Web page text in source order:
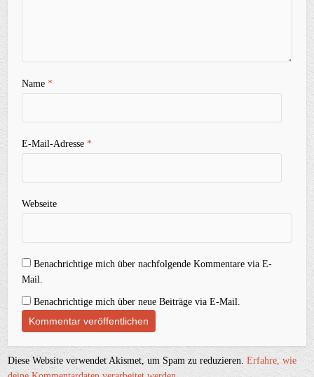
Name*
E-Mail-Adresse*
Webseite
Benachrichtige mich über nachfolgende Kommentare via E-
Mail.
Benachrichtige mich über neue Beiträge via E-Mail.
Diese Website verwendet Akismet, um Spam zu reduzieren.Erfahre, wie